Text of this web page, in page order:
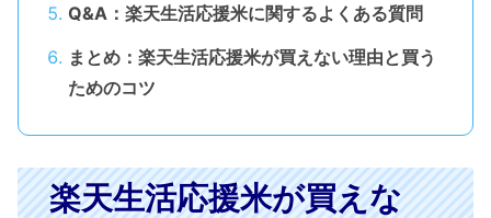
Q&A：楽天生活応援米に関するよくある質問
まとめ：楽天生活応援米が買えない理由と買う
ためのコツ
楽天生活応援米が買えな